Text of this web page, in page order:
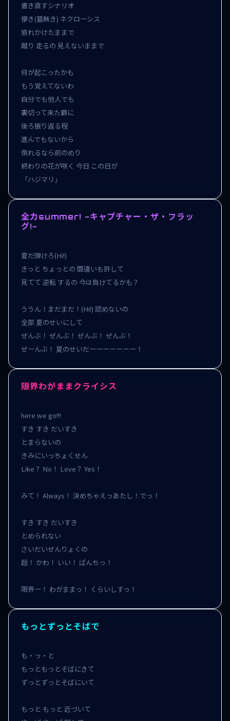
書き直すシナリオ
儚き(墓無き) ネクローシス
崩れかけたままで
蹴り 走るの 見えないままで
何が起こったかも
もう覚えてないわ
自分でも他人でも
裏切って来た癖に
後ろ振り返る程
進んでもないから
倒れるなら前のめり
終わりの花が咲く 今日 この日が
「ハジマリ」
全力summer! -キャプチャー・ザ・フラッ
グ!-
夏だ弾けろ(Hi!)
きっと ちょっとの 間違いも許して
見てて 逆転 するの 今は負けてるかも？
ううん！まだまだ！(Hi!) 認めないの
全部 夏のせいにして
ぜんぶ！ ぜんぶ！ ぜんぶ！ ぜんぶ！
ぜーんぶ！ 夏のせいだーーーーーーー！
限界わがままクライシス
here we go!!!
すき すき だいすき
とまらないの
きみにいっちょくせん
Like？ No！ Love？ Yes！
みて！ Always！ 決めちゃえっあたし！でっ！
すき すき だいすき
とめられない
さいだいぜんりょくの
超！ かわ！ いい！ ぱんちっ！
限界ー！ わがままっ！ くらいしすっ！
もっとずっとそばで
も・っ・と
もっともっとそばにきて
ずっとずっとそばにいて
もっと もっと 近づいて